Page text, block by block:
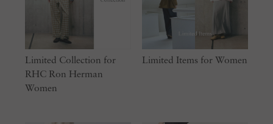
Limited Collection for
RHC Ron Herman
Women
Limited Items for Women